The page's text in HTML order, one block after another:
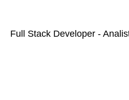
Full Stack Developer -